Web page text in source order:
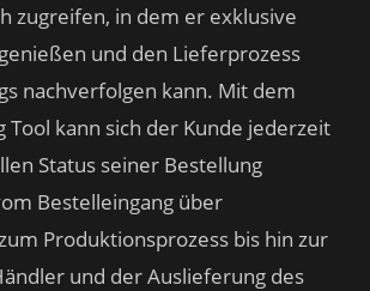
zugreifen, in dem er exklusive
und den Lieferprozess
nachverfolgen kann. Mit dem
Tool kann sich der Kunde jederzeit
Status seiner Bestellung
Bestelleingang über
Produktionsprozess bis hin zur
und der Auslieferung des